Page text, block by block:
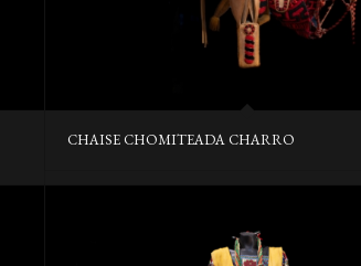
CHAISE CHOMITEADA CHARRO